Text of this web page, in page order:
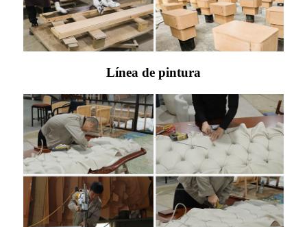
Línea de pintura